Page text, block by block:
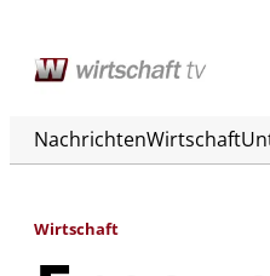
NachrichtenWirtschaft
Wirtschaft